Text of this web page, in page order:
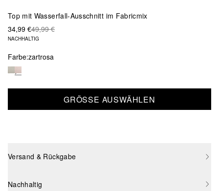
Top mit Wasserfall-Ausschnitt im Fabricmix
34,99 €49,99 €
NACHHALTIG
Farbe:zartrosa
GRÖSSE AUSWÄHLEN
Versand & Rückgabe
Nachhaltig